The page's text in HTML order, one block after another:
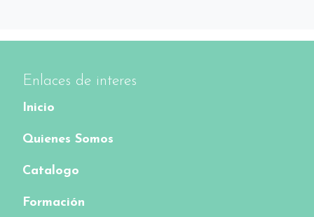
Enlaces de interes
Inicio
Quienes Somos
Catalogo
Formación